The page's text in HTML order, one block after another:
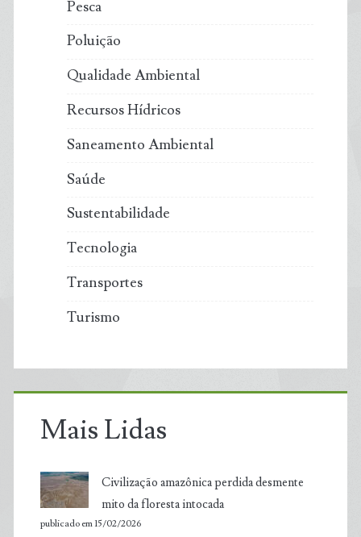
Pesca
Poluição
Qualidade Ambiental
Recursos Hídricos
Saneamento Ambiental
Saúde
Sustentabilidade
Tecnologia
Transportes
Turismo
Mais Lidas
Civilização amazônica perdida desmente
mito da floresta intocada
publicado em 15/02/2026